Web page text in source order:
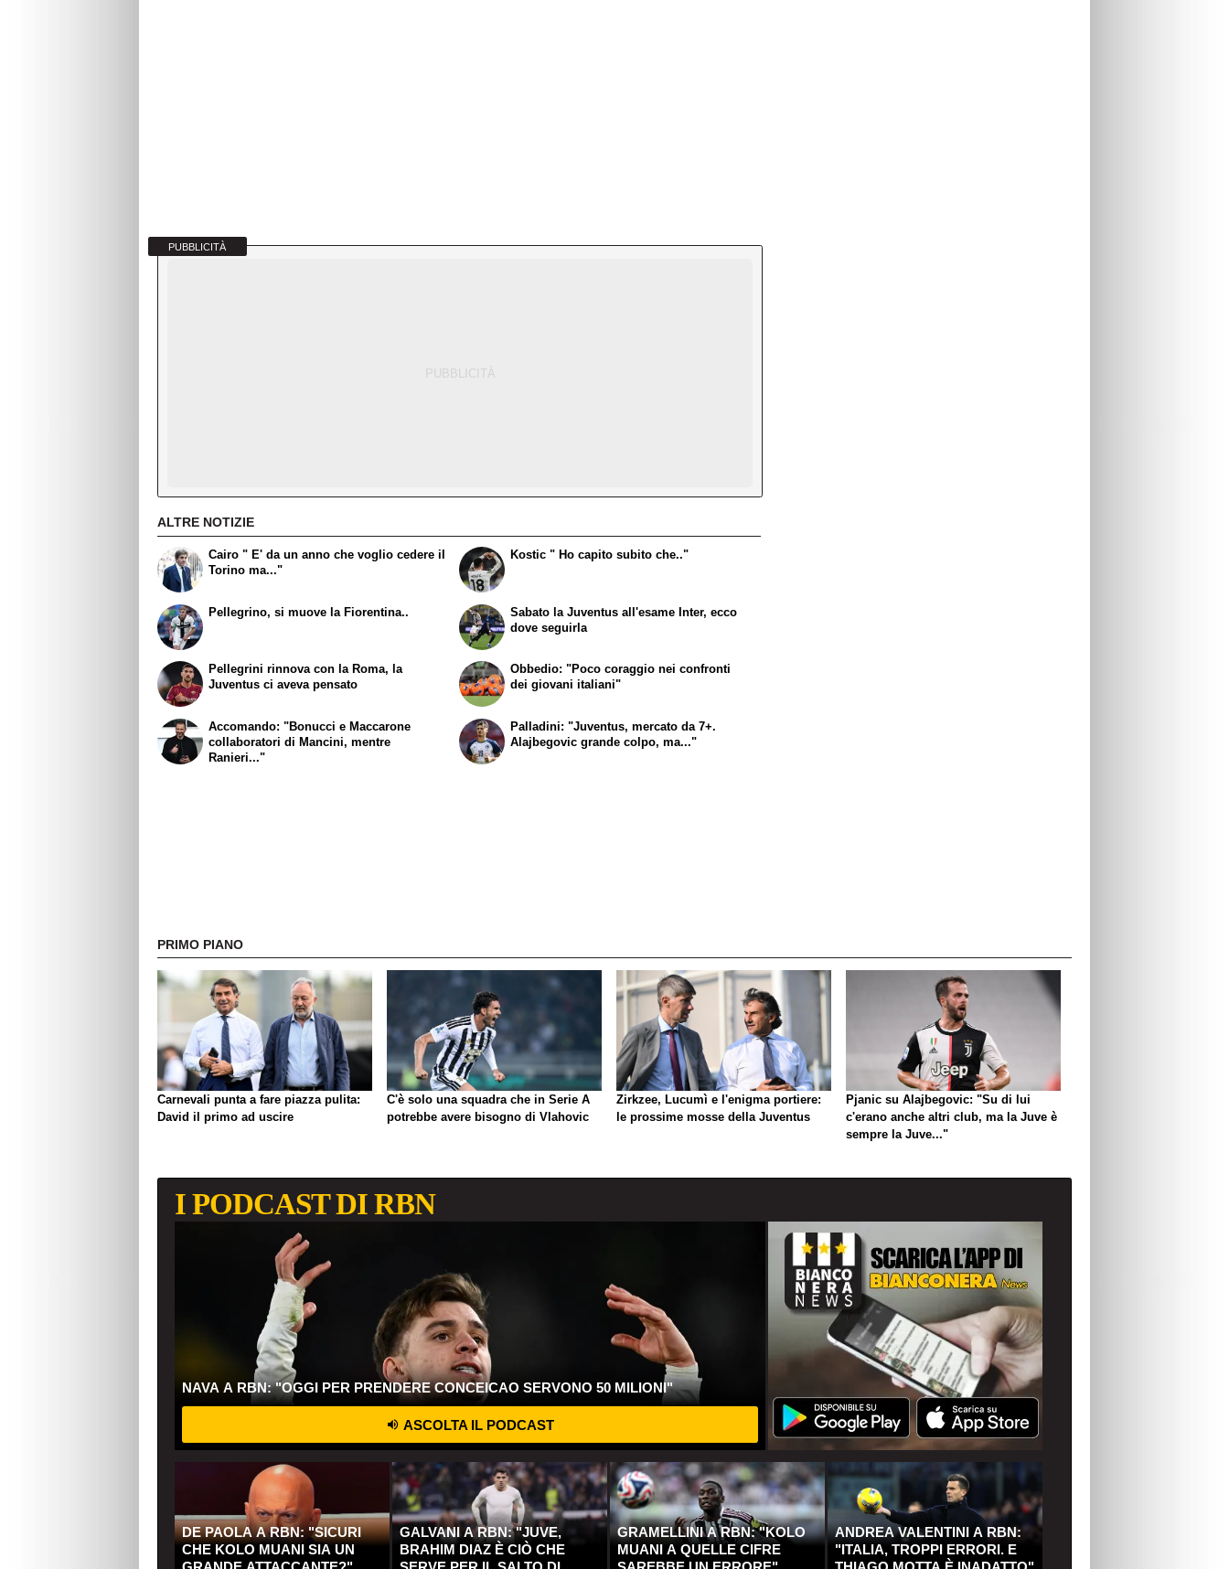
PUBBLICITÀ
ALTRE NOTIZIE
Cairo " E' da un anno che voglio cedere il
Torino ma..."
Pellegrino, si muove la Fiorentina..
Kostic " Ho capito subito che.."
Sabato la Juventus all'esame Inter, ecco
dove seguirla
Pellegrini rinnova con la Roma, la
Juventus ci aveva pensato
Accomando: "Bonucci e Maccarone
collaboratori di Mancini, mentre
Ranieri..."
Obbedio: "Poco coraggio nei confronti
dei giovani italiani"
Palladini: "Juventus, mercato da 7+.
Alajbegovic grande colpo, ma..."
PRIMO PIANO
Carnevali punta a fare piazza pulita:
David il primo ad uscire
C'è solo una squadra che in Serie A
potrebbe avere bisogno di Vlahovic
Zirkzee, Lucumì e l'enigma portiere:
le prossime mosse della Juventus
Pjanic su Alajbegovic: "Su di lui
c'erano anche altri club, ma la Juve è
sempre la Juve..."
I PODCAST DI RBN
NAVA A RBN: "OGGI PER PRENDERE CONCEICAO SERVONO 50 MILIONI"
ASCOLTA IL PODCAST
DE PAOLA A RBN: "SICURI
CHE KOLO MUANI SIA UN
GALVANI A RBN: "JUVE,
BRAHIM DIAZ È CIÒ CHE
GRAMELLINI A RBN: "KOLO
MUANI A QUELLE CIFRE
ANDREA VALENTINI A RBN:
"ITALIA, TROPPI ERRORI. E